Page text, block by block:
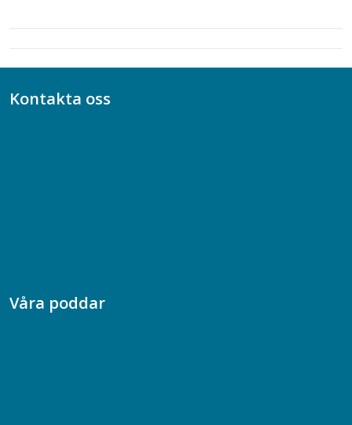
Kontakta oss
Våra poddar